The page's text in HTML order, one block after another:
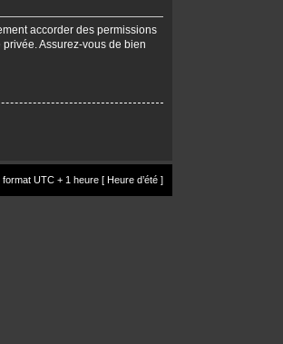
accorder des permissions
Assurez-vous de bien
format UTC + 1 heure [ Heure d’été ]